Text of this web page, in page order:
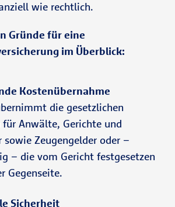
wie rechtlich.
Gründe für eine
im Überblick:
Kostenübernahme
die gesetzlichen
für Anwälte, Gerichte und
sowie Zeugengelder oder –
– die vom Gericht festgesetzen
Gegenseite.
Sicherheit